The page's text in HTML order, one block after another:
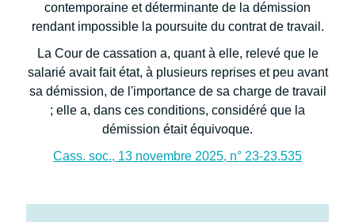
contemporaine et déterminante de la démission
rendant impossible la poursuite du contrat de travail.
La Cour de cassation a, quant à elle, relevé que le
salarié avait fait état, à plusieurs reprises et peu avant
sa démission, de l'importance de sa charge de travail
; elle a, dans ces conditions, considéré que la
démission était équivoque.
Cass. soc., 13 novembre 2025, n° 23-23.535